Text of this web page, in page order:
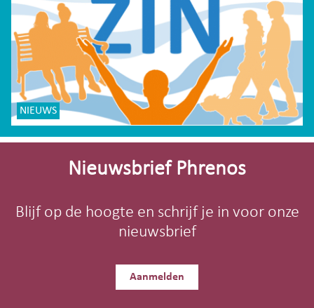
NIEUWS
Site-
Nieuwsbrief Phrenos
Blijf op de hoogte en schrijf je in voor onze
nieuwsbrief
Aanmelden